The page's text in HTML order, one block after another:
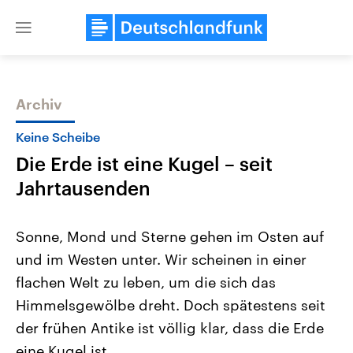
Close
Themen
Landtagswahl Sachsen-Anhalt
2026
Alle Informationen
Sachsen-Anhalt wählt am 6.
September 2026 einen neuen
Landtag. Seit 2021 wird das
Bundesland von einer Koalition aus
USA
Aktuelle Beiträge,
Hintergründe
Wirtschaftlich und
gehören die Vereinigten
den mächtigsten Ländern
Archiv
Keine Scheibe
Die Erde ist eine Kugel – seit
Jahrtausenden
Sonne, Mond und Sterne gehen im Osten auf
und im Westen unter. Wir scheinen in einer
flachen Welt zu leben, um die sich das
Himmelsgewölbe dreht. Doch spätestens seit
der frühen Antike ist völlig klar, dass die Erde